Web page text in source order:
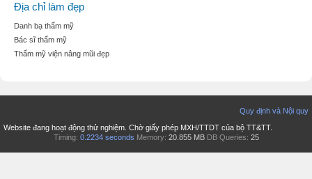
Địa chỉ làm đẹp
Danh bạ thẩm mỹ
Bác sĩ thẩm mỹ
Thẩm mỹ viện nâng mũi đẹp
Quy định và Nội quy
Website đang hoạt động thử nghiệm. Chờ giấy phép MXH/TTDT của bộ TT&TT.
Timing: 0.2234 seconds Memory: 20.855 MB DB Queries: 25